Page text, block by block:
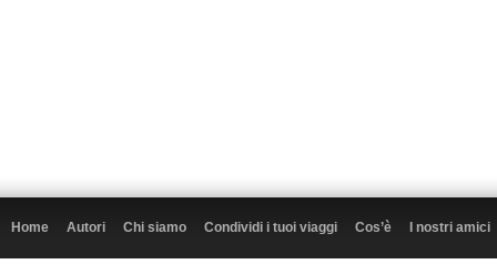
Home Autori Chi siamo Condividi i tuoi viaggi Cos’è I nostri amici